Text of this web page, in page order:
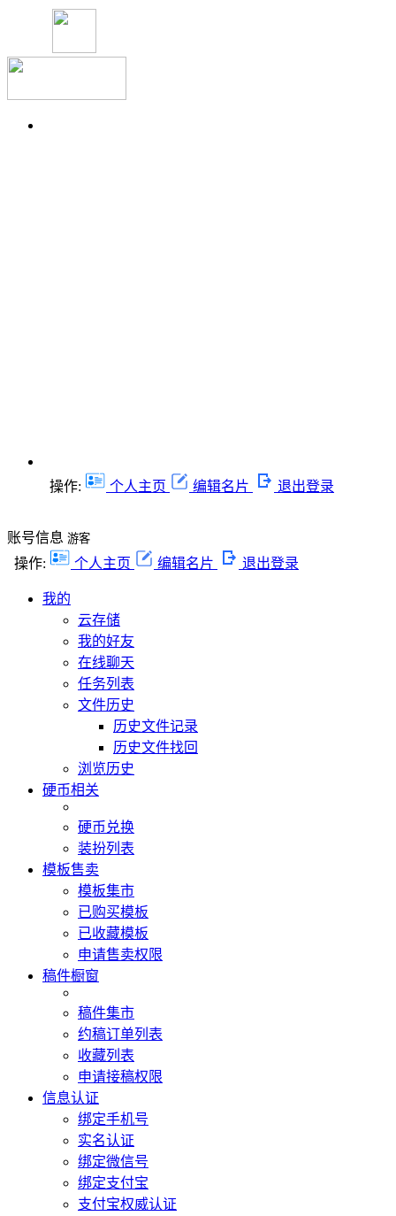
操作: 个人主页 编辑名片 退出登录
账号信息 游客
操作: 个人主页 编辑名片 退出登录
我的
云存储
我的好友
在线聊天
任务列表
文件历史
历史文件记录
历史文件找回
浏览历史
硬币相关
硬币兑换
装扮列表
模板售卖
模板集市
已购买模板
已收藏模板
申请售卖权限
稿件橱窗
稿件集市
约稿订单列表
收藏列表
申请接稿权限
信息认证
绑定手机号
实名认证
绑定微信号
绑定支付宝
支付宝权威认证